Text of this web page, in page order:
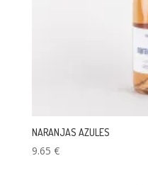
NARANJAS AZULES
9.65 €